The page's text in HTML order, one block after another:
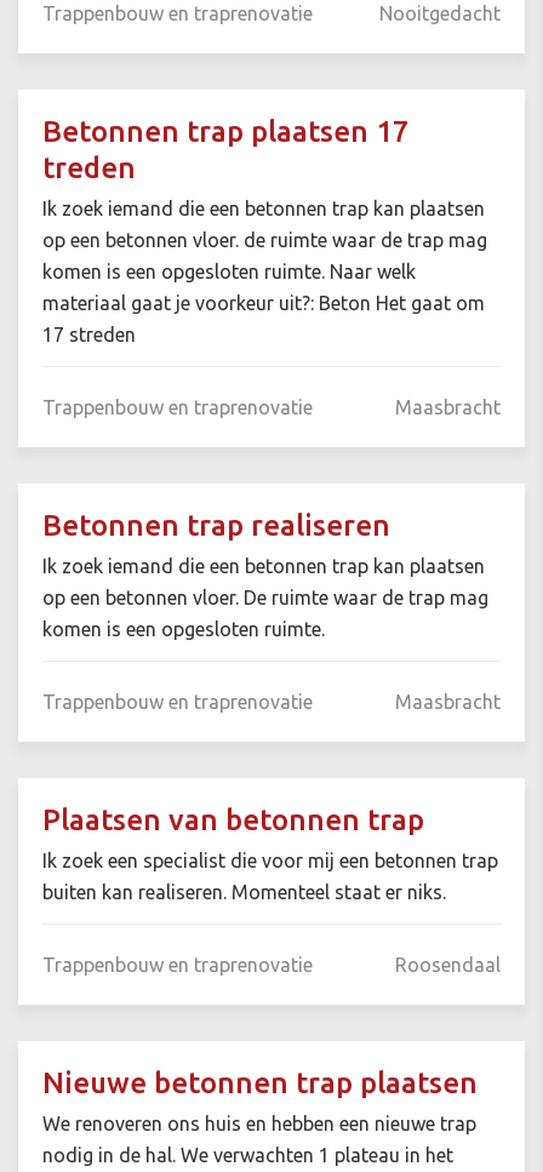
Trappenbouw en traprenovatie Nooitgedacht
Betonnen trap plaatsen 17
treden
Ik zoek iemand die een betonnen trap kan plaatsen
op een betonnen vloer. de ruimte waar de trap mag
komen is een opgesloten ruimte. Naar welk
materiaal gaat je voorkeur uit?: Beton Het gaat om
17 streden
Trappenbouw en traprenovatie Maasbracht
Betonnen trap realiseren
Ik zoek iemand die een betonnen trap kan plaatsen
op een betonnen vloer. De ruimte waar de trap mag
komen is een opgesloten ruimte.
Trappenbouw en traprenovatie Maasbracht
Plaatsen van betonnen trap
Ik zoek een specialist die voor mij een betonnen trap
buiten kan realiseren. Momenteel staat er niks.
Trappenbouw en traprenovatie Roosendaal
Nieuwe betonnen trap plaatsen
We renoveren ons huis en hebben een nieuwe trap
nodig in de hal. We verwachten 1 plateau in het